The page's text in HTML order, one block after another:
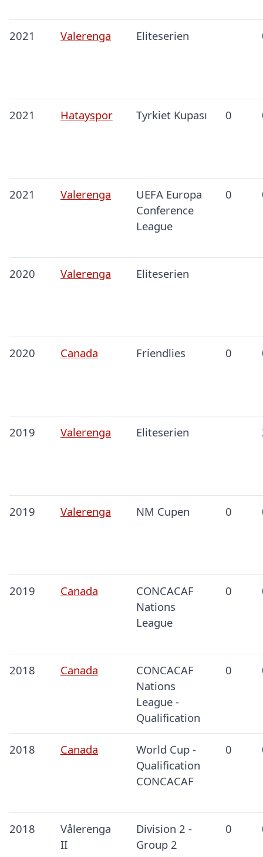
2021 Valerenga Eliteserien
2021 Hatayspor Tyrkiet Kupası 0
2021 Valerenga
UEFA Europa
Conference
League
0
2020 Valerenga Eliteserien
2020 Canada Friendlies 0
2019 Valerenga Eliteserien
2019 Valerenga NM Cupen 0
2019 Canada
CONCACAF
Nations
League
0
2018 Canada
CONCACAF
Nations
League -
Qualification
0
2018 Canada
World Cup -
Qualification
CONCACAF
0
2018
Vålerenga
II
Division 2 -
Group 2
0